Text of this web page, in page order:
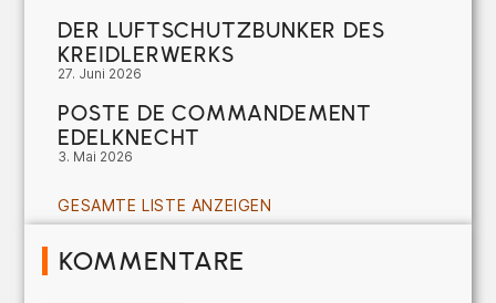
DER LUFTSCHUTZBUNKER DES
KREIDLERWERKS
27. Juni 2026
POSTE DE COMMANDEMENT
EDELKNECHT
3. Mai 2026
GESAMTE LISTE ANZEIGEN
KOMMENTARE